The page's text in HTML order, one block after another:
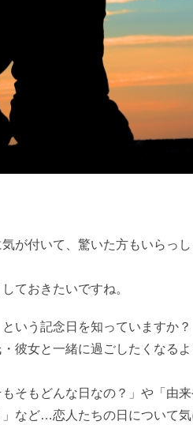
が付いて、驚いた方もいらっ
ておきたいですね。
という記念日を知っていますか？
彼女と一緒に過ごしたくなる
そもどんな日なの？」や「由
など…恋人たちの日について